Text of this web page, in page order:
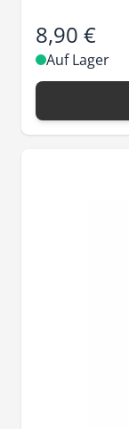
8,90 €
Auf Lager